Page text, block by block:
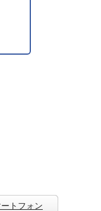
トフォン